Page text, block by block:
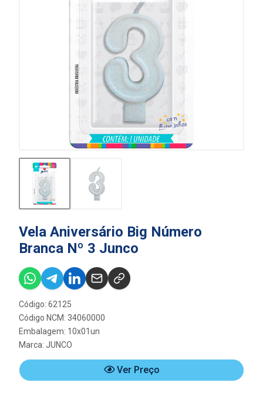
Vela Aniversário Big Número
Branca Nº 3 Junco
Código: 62125
Código NCM: 34060000
Embalagem: 10x01un
Marca: JUNCO
Ver Preço